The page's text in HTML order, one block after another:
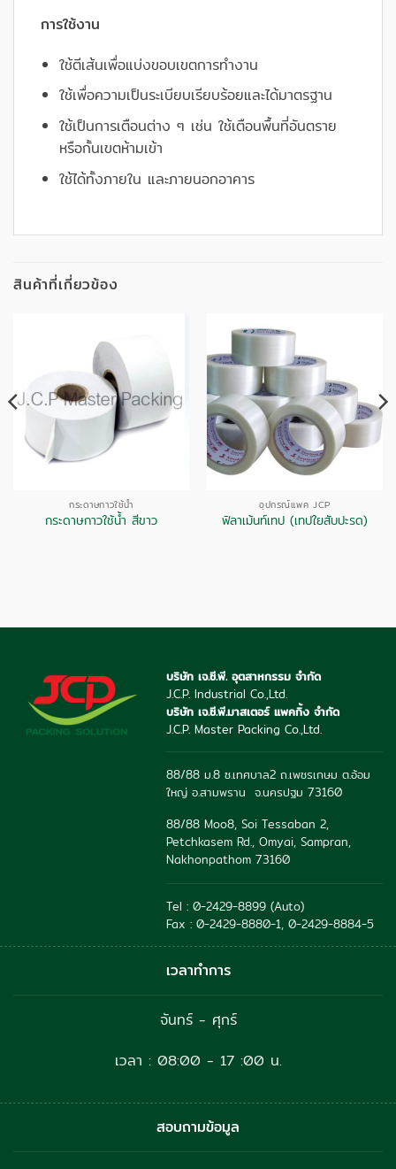
การใช้งาน
ใช้ตีเส้นเพื่อแบ่งขอบเขตการทำงาน
ใช้เพื่อความเป็นระเบียบเรียบร้อยและได้มาตรฐาน
ใช้เป็นการเตือนต่าง ๆ เช่น ใช้เตือนพื้นที่อันตราย
หรือกั้นเขตห้ามเข้า
ใช้ได้ทั้งภายใน และภายนอกอาคาร
สินค้าที่เกี่ยวข้อง
กระดาษกาวใช้น้ำ
กระดาษกาวใช้น้ำ สีขาว
อุปกรณ์แพค JCP
ฟิลาเม้นท์เทป (เทปใยสับปะรด)
บริษัท เจ.ซี.พี. อุตสาหกรรม จำกัด
J.C.P. Industrial Co.,Ltd.
บริษัท เจ.ซี.พี.มาสเตอร์ แพคกิ้ง จำกัด
J.C.P. Master Packing Co.,Ltd.
88/88 ม.8 ซ.เทศบาล2 ถ.เพชรเกษม ต.อ้อม
ใหญ่ อ.สามพราน จ.นครปฐม 73160
88/88 Moo8, Soi Tessaban 2,
Petchkasem Rd., Omyai, Sampran,
Nakhonpathom 73160
Tel : 0-2429-8899 (Auto)
Fax : 0-2429-8880-1, 0-2429-8884-5
เวลาทำการ
จันทร์ - ศุกร์
เวลา : 08:00 - 17 :00 น.
สอบถามข้อมูล